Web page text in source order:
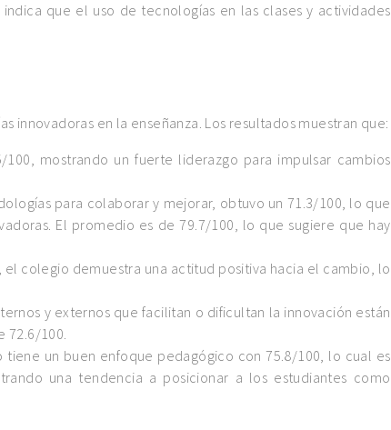
que el uso de tecnologías en las clases y actividades
en la enseñanza. Los resultados muestran que:
mostrando un fuerte liderazgo para impulsar cambios
para colaborar y mejorar, obtuvo un 71.3/100, lo que
El promedio es de 79.7/100, lo que sugiere que hay
el colegio demuestra una actitud positiva hacia el cambio, lo
y externos que facilitan o dificultan la innovación están
72.6/100.
tiene un buen enfoque pedagógico con 75.8/100, lo cual es
una tendencia a posicionar a los estudiantes como